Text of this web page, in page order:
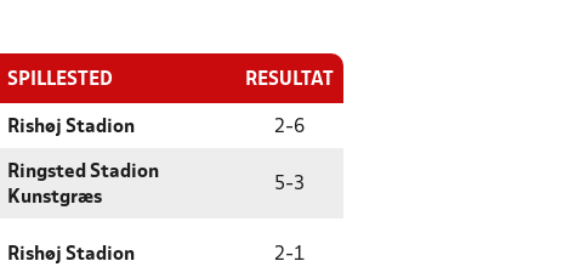
SPILLESTED RESULTAT
Rishøj Stadion 2-6
Ringsted Stadion
Kunstgræs
5-3
Rishøj Stadion 2-1